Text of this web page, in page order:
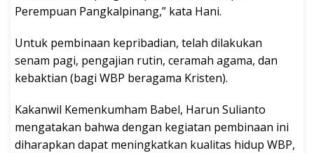
Perempuan Pangkalpinang,” kata Hani.
Untuk pembinaan kepribadian, telah dilakukan
senam pagi, pengajian rutin, ceramah agama, dan
kebaktian (bagi WBP beragama Kristen).
Kakanwil Kemenkumham Babel, Harun Sulianto
mengatakan bahwa dengan kegiatan pembinaan ini
diharapkan dapat meningkatkan kualitas hidup WBP,